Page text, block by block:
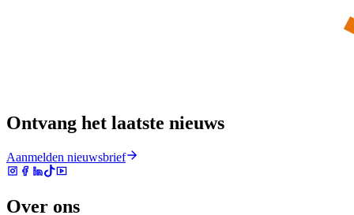
Ontvang het laatste nieuws
Aanmelden nieuwsbrief
Over ons